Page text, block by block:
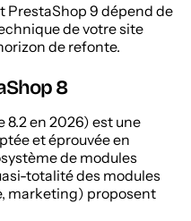
PrestaShop 9 dépend de
de votre site
de refonte.
8
8.2 en 2026) est une
et éprouvée en
de modules
totalité des modules
marketing) proposent